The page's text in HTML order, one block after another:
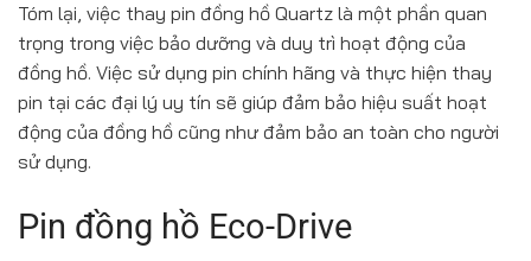
Tóm lại, việc thay pin đồng hồ Quartz là một phần quan
trọng trong việc bảo dưỡng và duy trì hoạt động của
đồng hồ. Việc sử dụng pin chính hãng và thực hiện thay
pin tại các đại lý uy tín sẽ giúp đảm bảo hiệu suất hoạt
động của đồng hồ cũng như đảm bảo an toàn cho người
sử dụng.
Pin đồng hồ Eco-Drive